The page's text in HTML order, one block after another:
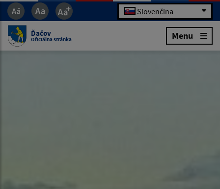
Slovenčina
Ďačov
Oficiálna stránka Menu